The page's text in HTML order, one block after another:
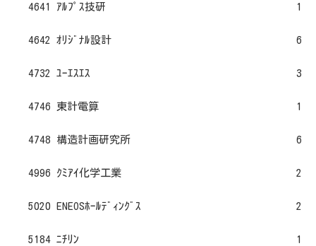
4641 ｱﾙﾌﾟｽ技研 1
4642 ｵﾘｼﾞﾅﾙ設計 6
4732 ﾕｰｴｽｴｽ 3
4746 東計電算 1
4748 構造計画研究所 6
4996 ｸﾐｱｲ化学工業 2
5020 ENEOSﾎｰﾙﾃﾞｨﾝｸﾞｽ 2
5184 ﾆﾁﾘﾝ 1